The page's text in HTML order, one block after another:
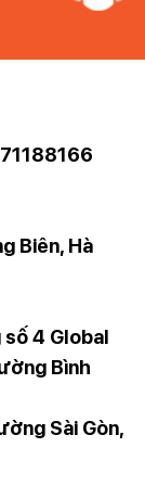
một cách an toàn.
cạo, tỉa
thường, chiếc
và tỉa. Bộ sản
dài mà bạn
cũng có thể tự
quả như ý.
Biên, Hà
4 Global
Bình
Sài Gòn,